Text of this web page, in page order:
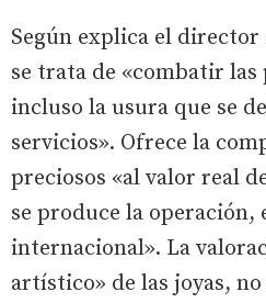
Según explica el director
se trata de «combatir las
incluso la usura que se
servicios». Ofrece la
preciosos «al valor real
se produce la operación,
internacional». La
artístico» de las joyas,